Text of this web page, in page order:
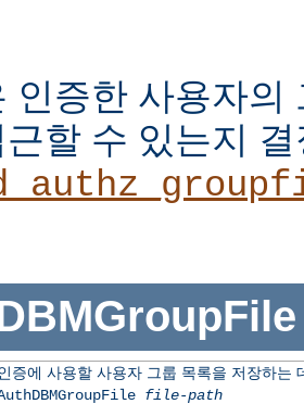
인증한 사용자의
할 수 있는지
증에 사용할 사용자 그룹 목록을 저장하는
file-path